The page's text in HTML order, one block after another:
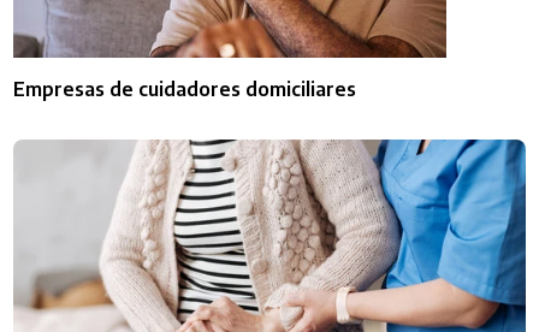
Empresas de cuidadores domiciliares